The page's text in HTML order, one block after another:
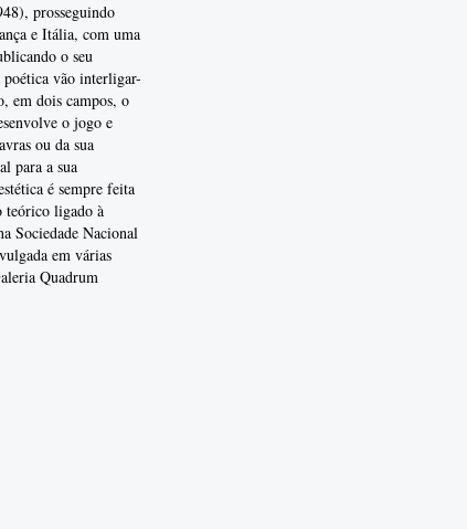
prosseguindo
e Itália, com uma
o seu
poética vão interligar-
em dois campos, o
o jogo e
ou da sua
para a sua
é sempre feita
teórico ligado à
Sociedade Nacional
em várias
Quadrum